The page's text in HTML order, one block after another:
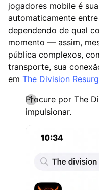
jogadores mobile é
automaticamente
dependendo de qual
momento — assim,
pública complexos,
transporte, sua
em The Division
Procure por The
impulsionar.